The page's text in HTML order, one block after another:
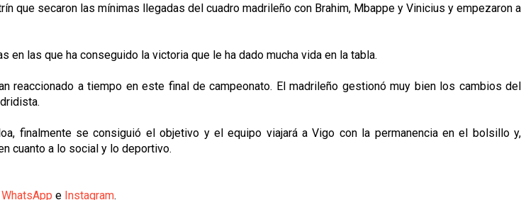
que secaron las mínimas llegadas del cuadro madrileño con Brahim, Mbappe y Vinicius y empezaron a
las que ha conseguido la victoria que le ha dado mucha vida en la tabla.
reaccionado a tiempo en este final de campeonato. El madrileño gestionó muy bien los cambios del
finalmente se consiguió el objetivo y el equipo viajará a Vigo con la permanencia en el bolsillo y,
cuanto a lo social y lo deportivo.
WhatsApp e Instagram.